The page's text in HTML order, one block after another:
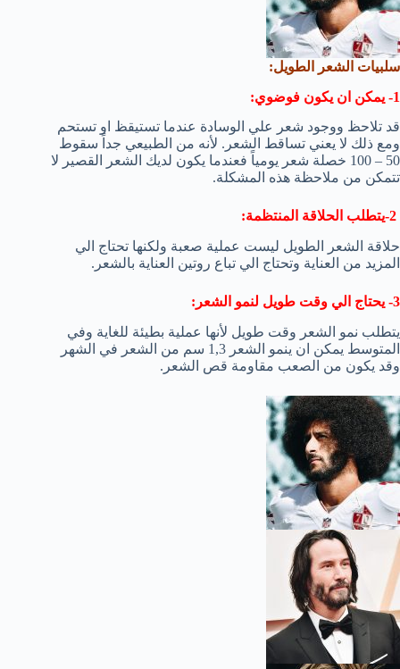
سلبيات الشعر الطويل:
1- يمكن ان يكون فوضوي:
قد تلاحظ ووجود شعر علي الوسادة عندما تستيقظ او تستحم
ومع ذلك لا يعني تساقط الشعر. لأنه من الطبيعي جداً سقوط
50 – 100 خصلة شعر يومياً فعندما يكون لديك الشعر القصير لا
تتمكن من ملاحظة هذه المشكلة.
حلاقة الشعر الطويل ليست عملية صعبة ولكنها تحتاج الي
المزيد من العناية وتحتاج الي تباع روتين العناية بالشعر.
3- يحتاج الي وقت طويل لنمو الشعر:
يتطلب نمو الشعر وقت طويل لأنها عملية بطيئة للغاية وفي
المتوسط يمكن ان ينمو الشعر 1,3 سم من الشعر في الشهر
وقد يكون من الصعب مقاومة قص الشعر.